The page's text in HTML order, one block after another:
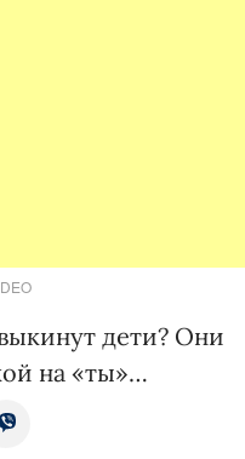
дети? Они
на «ты»…